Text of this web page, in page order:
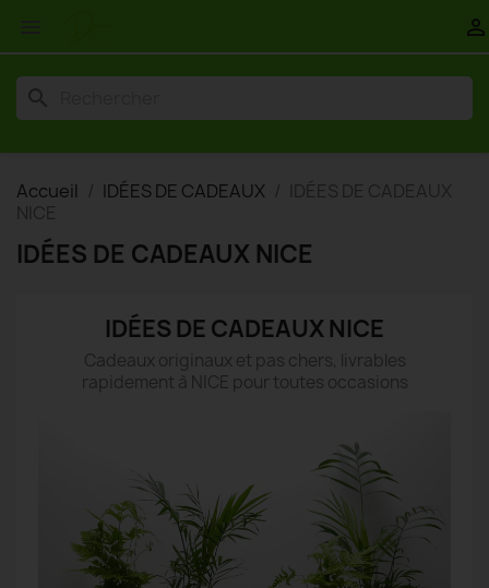

search
Accueil IDÉES DE CADEAUX
IDÉES DE CADEAUX
NICE
IDÉES DE CADEAUX NICE
IDÉES DE CADEAUX NICE
Cadeaux originaux et pas chers, livrables
rapidement à NICE pour toutes occasions